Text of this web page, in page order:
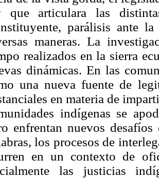
que articulara las
parálisis ante
maneras. La
realizados en la sierra
dinámicas. En las
una nueva fuente de
en materia de
indígenas se
enfrentan nuevos
los procesos de
en un contexto de
las justicias